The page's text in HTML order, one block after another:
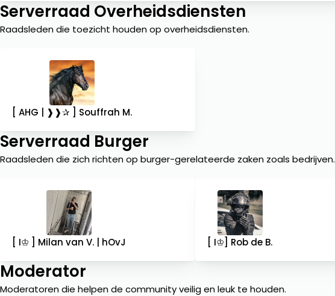
Serverraad Overheidsdiensten
Raadsleden die toezicht houden op overheidsdiensten.
[ AHG | ❱❱✰ ] Souffrah M.
Serverraad Burger
Raadsleden die zich richten op burger-gerelateerde zaken zoals bedrijven.
[ I♔ ] Milan van V. | hOvJ [ I♔] Rob de B.
Moderator
Moderatoren die helpen de community veilig en leuk te houden.